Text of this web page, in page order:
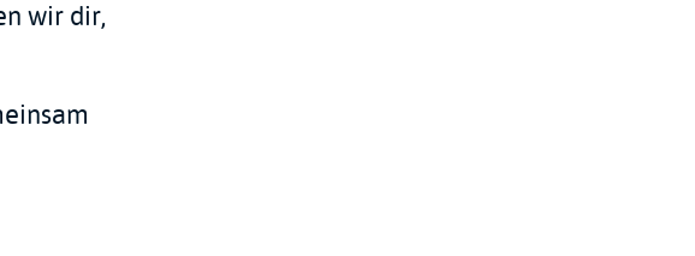
wir dir,